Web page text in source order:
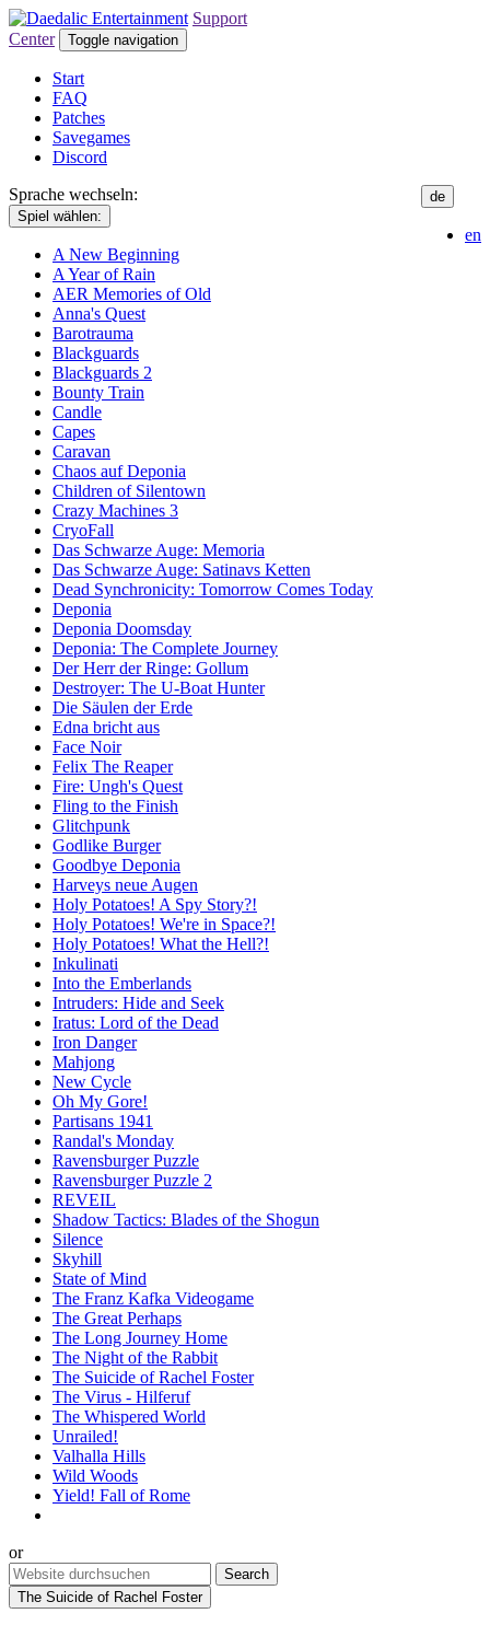
Support
Center
Toggle navigation
Start
FAQ
Patches
Savegames
Discord
Sprache wechseln:
de
en
Spiel wählen:
A New Beginning
A Year of Rain
AER Memories of Old
Anna's Quest
Barotrauma
Blackguards
Blackguards 2
Bounty Train
Candle
Capes
Caravan
Chaos auf Deponia
Children of Silentown
Crazy Machines 3
CryoFall
Das Schwarze Auge: Memoria
Das Schwarze Auge: Satinavs Ketten
Dead Synchronicity: Tomorrow Comes Today
Deponia
Deponia Doomsday
Deponia: The Complete Journey
Der Herr der Ringe: Gollum
Destroyer: The U-Boat Hunter
Die Säulen der Erde
Edna bricht aus
Face Noir
Felix The Reaper
Fire: Ungh's Quest
Fling to the Finish
Glitchpunk
Godlike Burger
Goodbye Deponia
Harveys neue Augen
Holy Potatoes! A Spy Story?!
Holy Potatoes! We're in Space?!
Holy Potatoes! What the Hell?!
Inkulinati
Into the Emberlands
Intruders: Hide and Seek
Iratus: Lord of the Dead
Iron Danger
Mahjong
New Cycle
Oh My Gore!
Partisans 1941
Randal's Monday
Ravensburger Puzzle
Ravensburger Puzzle 2
REVEIL
Shadow Tactics: Blades of the Shogun
Silence
Skyhill
State of Mind
The Franz Kafka Videogame
The Great Perhaps
The Long Journey Home
The Night of the Rabbit
The Suicide of Rachel Foster
The Virus - Hilferuf
The Whispered World
Unrailed!
Valhalla Hills
Wild Woods
Yield! Fall of Rome
or
The Suicide of Rachel Foster